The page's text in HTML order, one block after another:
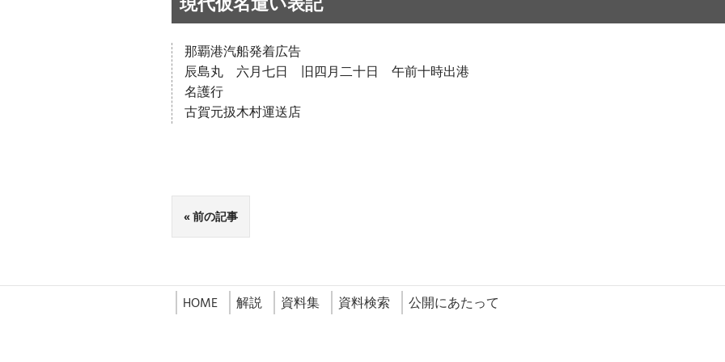
那覇港汽船発着広告
辰島丸 六月七日 旧四月二十日 午前十時出港
名護行
古賀元扱木村運送店
前の記事
HOME 解説 資料集 資料検索 公開にあたって